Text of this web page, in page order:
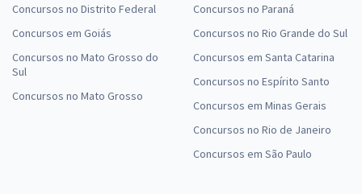
Concursos no Distrito Federal
Concursos em Goiás
Concursos no Mato Grosso do
Sul
Concursos no Mato Grosso
Concursos no Paraná
Concursos no Rio Grande do Sul
Concursos em Santa Catarina
Concursos no Espírito Santo
Concursos em Minas Gerais
Concursos no Rio de Janeiro
Concursos em São Paulo